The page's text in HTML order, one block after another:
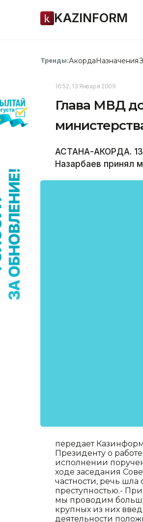
KAZINFORM
Тренды:АкордаНазначения
16:52, 13 Января 2009
Глава МВД
АСТАНА-АКОРДА. 13
Назарбаев принял
передает
Президенту о
исполнении
ходе заседания
частности, речь
преступностью.-
мы проводим
крупных из них
деятельности